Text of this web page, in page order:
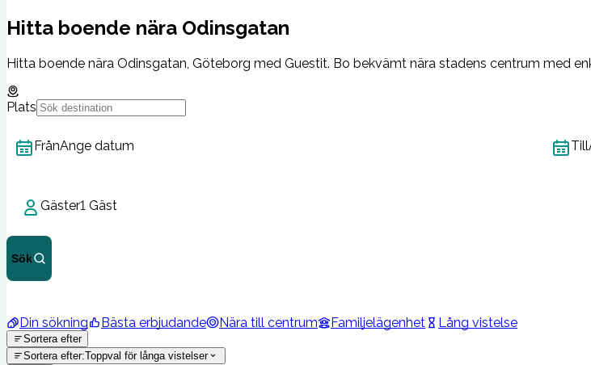
Hitta boende nära Odinsgatan
Hitta boende nära Odinsgatan, Göteborg med Guestit. Bo bekvämt nära stadens centrum med
Plats
FrånAnge datum Till
Gäster1 Gäst
Sök
Din sökning Bästa erbjudande Nära till centrum Familjelägenhet Lång vistelse
Sortera efter
Sortera efter:Toppval för långa vistelser